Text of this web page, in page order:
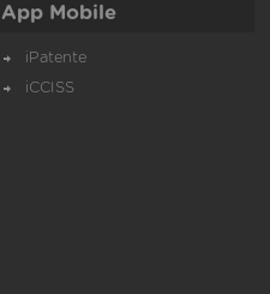
App Mobile
iPatente
iCCISS